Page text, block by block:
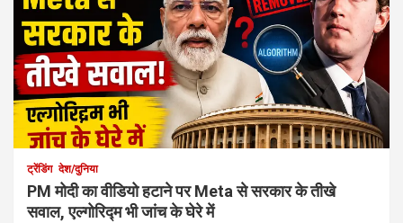
ट्रेंडिंग देश/दुनिया
PM मोदी का वीडियो हटाने पर Meta से सरकार के तीखे
सवाल, एल्गोरिद्म भी जांच के घेरे में